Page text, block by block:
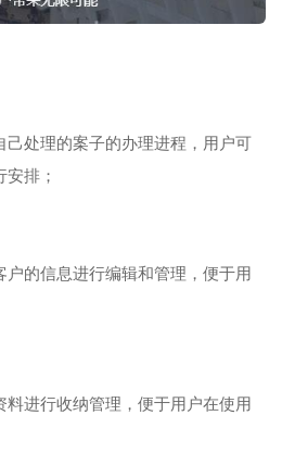
己处理的案子的办理进程，用户可
排；
户的信息进行编辑和管理，便于用
料进行收纳管理，便于用户在使用